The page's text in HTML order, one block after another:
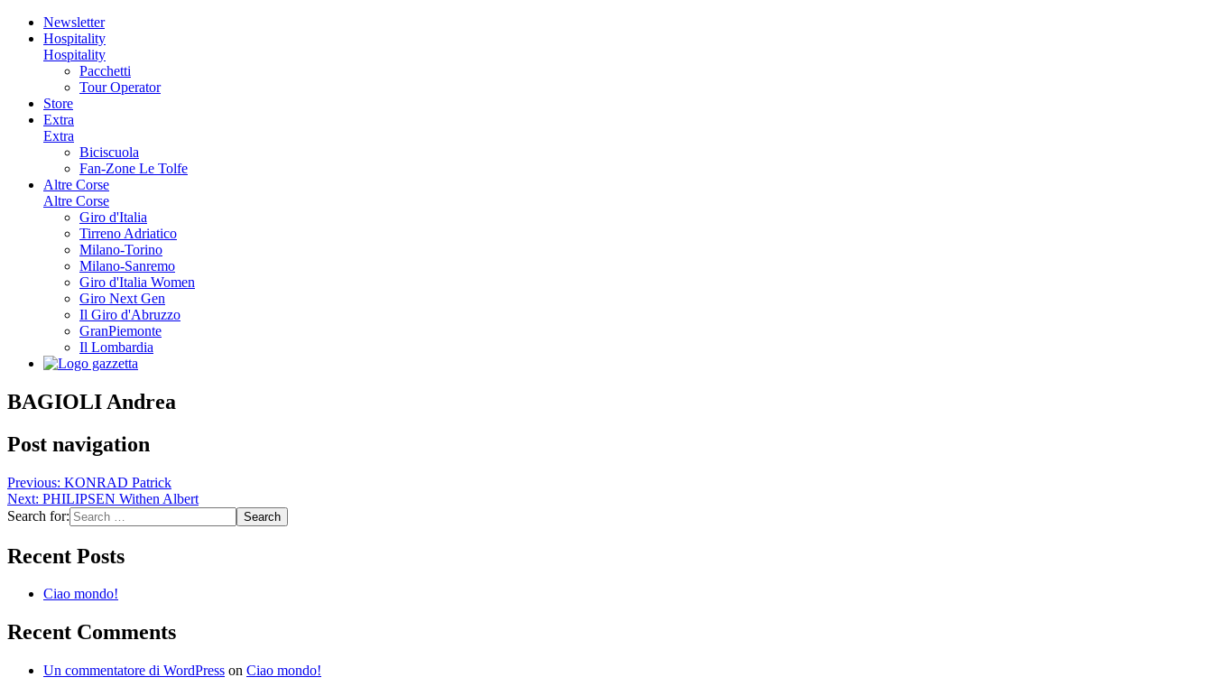
Newsletter
Hospitality
Hospitality
Pacchetti
Tour Operator
Store
Extra
Extra
Biciscuola
Fan-Zone Le Tolfe
Altre Corse
Altre Corse
Giro d'Italia
Tirreno Adriatico
Milano-Torino
Milano-Sanremo
Giro d'Italia Women
Giro Next Gen
Il Giro d'Abruzzo
GranPiemonte
Il Lombardia
BAGIOLI Andrea
Post navigation
Previous: KONRAD Patrick
Next: PHILIPSEN Withen Albert
Search for:
Recent Posts
Ciao mondo!
Recent Comments
Un commentatore di WordPress on Ciao mondo!